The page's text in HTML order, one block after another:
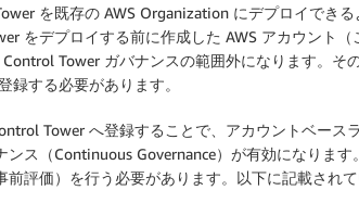
を既存の AWS Organization にデプロイでき
をデプロイする前に作成した AWS アカウント（
Tower ガバナンスの範囲外になります。そ
録する必要があります。
Tower へ登録することで、アカウントベース
ンス（Continuous Governance）が有効になりま
前評価）を行う必要があります。以下に記載され